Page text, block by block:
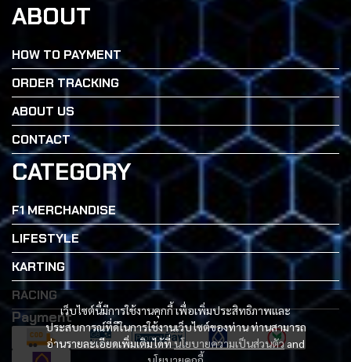
เว็บไซต์นี้มีการใช้งานคุกกี้ เพื่อเพิ่มประสิทธิภาพและ
ประสบการณ์ที่ดีในการใช้งานเว็บไซต์ของท่าน ท่านสามารถ
อ่านรายละเอียดเพิ่มเติมได้ที่นโยบายความเป็นส่วนตัว and
ABOUT
HOW TO PAYMENT
ORDER TRACKING
ABOUT US
CONTACT
CATEGORY
F1 MERCHANDISE
LIFESTYLE
KARTING
RACING
Payment